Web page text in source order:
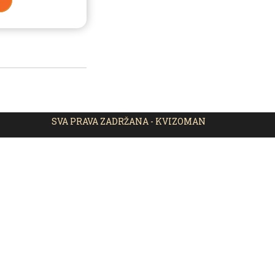
SVA PRAVA ZADRŽANA - KVIZOMAN